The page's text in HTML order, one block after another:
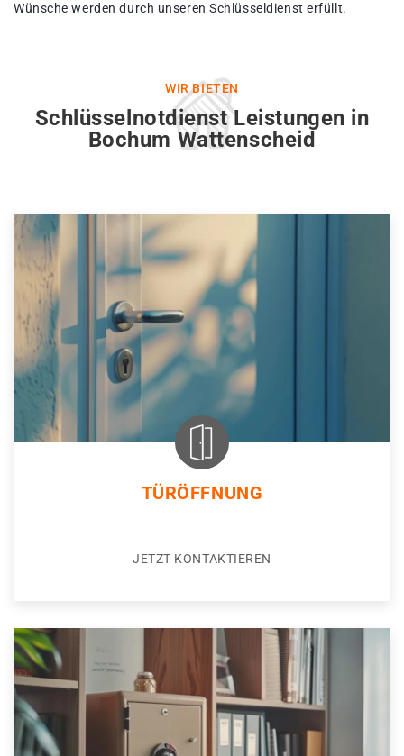
Wünsche werden durch unseren Schlüsseldienst erfüllt.
WIR BIETEN
Schlüsselnotdienst Leistungen in
Bochum Wattenscheid
TÜRÖFFNUNG
JETZT KONTAKTIEREN